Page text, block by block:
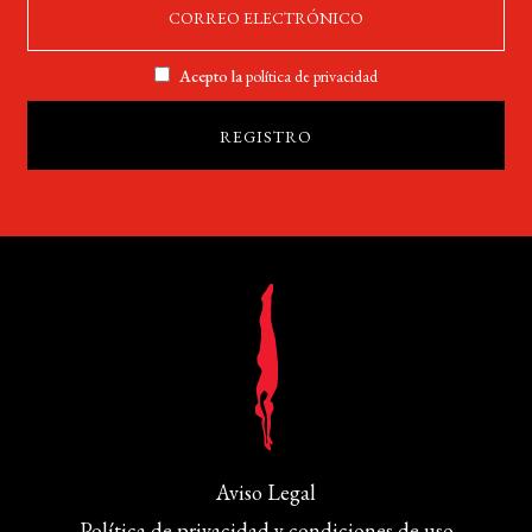
Acepto lapolítica de privacidad
Aviso Legal